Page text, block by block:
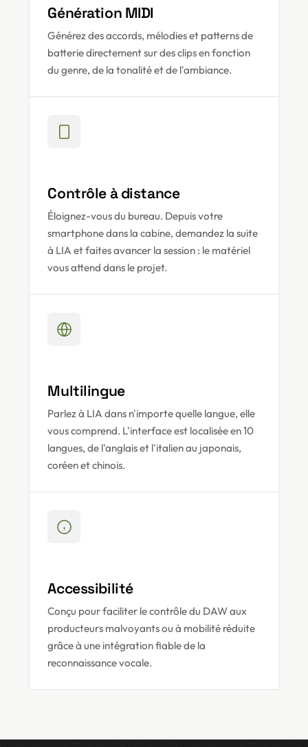
Génération MIDI
Générez des accords, mélodies et patterns de
batterie directement sur des clips en fonction
du genre, de la tonalité et de l'ambiance.
Contrôle à distance
Éloignez-vous du bureau. Depuis votre
smartphone dans la cabine, demandez la suite
à LIA et faites avancer la session : le matériel
vous attend dans le projet.
Multilingue
Parlez à LIA dans n'importe quelle langue, elle
vous comprend. L'interface est localisée en 10
langues, de l'anglais et l'italien au japonais,
coréen et chinois.
Accessibilité
Conçu pour faciliter le contrôle du DAW aux
producteurs malvoyants ou à mobilité réduite
grâce à une intégration fiable de la
reconnaissance vocale.